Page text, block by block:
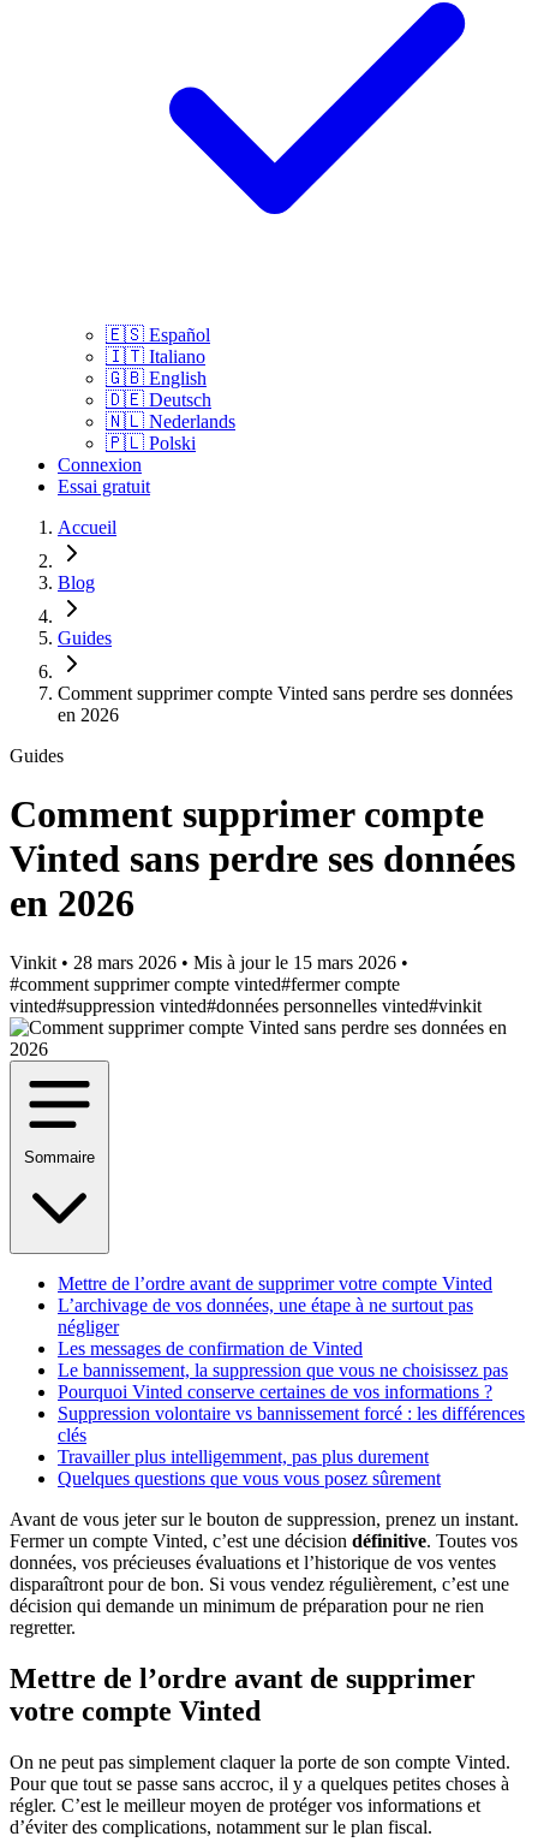
🇪🇸 Español
🇮🇹 Italiano
🇬🇧 English
🇩🇪 Deutsch
🇳🇱 Nederlands
🇵🇱 Polski
Connexion
Essai gratuit
Accueil
Blog
Guides
Comment supprimer compte Vinted sans perdre ses données
en 2026
Guides
Comment supprimer compte
Vinted sans perdre ses données
en 2026
Vinkit • 28 mars 2026 • Mis à jour le 15 mars 2026 •
#comment supprimer compte vinted#fermer compte
vinted#suppression vinted#données personnelles vinted#vinkit
Sommaire
Mettre de l’ordre avant de supprimer votre compte Vinted
L’archivage de vos données, une étape à ne surtout pas
négliger
Les messages de confirmation de Vinted
Le bannissement, la suppression que vous ne choisissez pas
Pourquoi Vinted conserve certaines de vos informations ?
Suppression volontaire vs bannissement forcé : les différences
clés
Travailler plus intelligemment, pas plus durement
Quelques questions que vous vous posez sûrement
Avant de vous jeter sur le bouton de suppression, prenez un instant.
Fermer un compte Vinted, c’est une décision définitive. Toutes vos
données, vos précieuses évaluations et l’historique de vos ventes
disparaîtront pour de bon. Si vous vendez régulièrement, c’est une
décision qui demande un minimum de préparation pour ne rien
regretter.
Mettre de l’ordre avant de supprimer
votre compte Vinted
On ne peut pas simplement claquer la porte de son compte Vinted.
Pour que tout se passe sans accroc, il y a quelques petites choses à
régler. C’est le meilleur moyen de protéger vos informations et
d’éviter des complications, notamment sur le plan fiscal.